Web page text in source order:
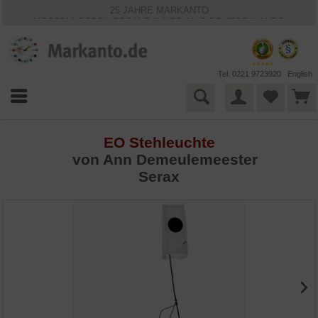
25 JAHRE MARKANTO
KOSTENLOSER VERSAND INNERHALB DEUTSCHLANDS
VIELFÄLTIGE ZAHLUNGSMÖGLICHKEITEN
BESTPRICE-GARANTIE
Tel. 0221 9723920 English
EO Stehleuchte
von Ann Demeulemeester
Serax